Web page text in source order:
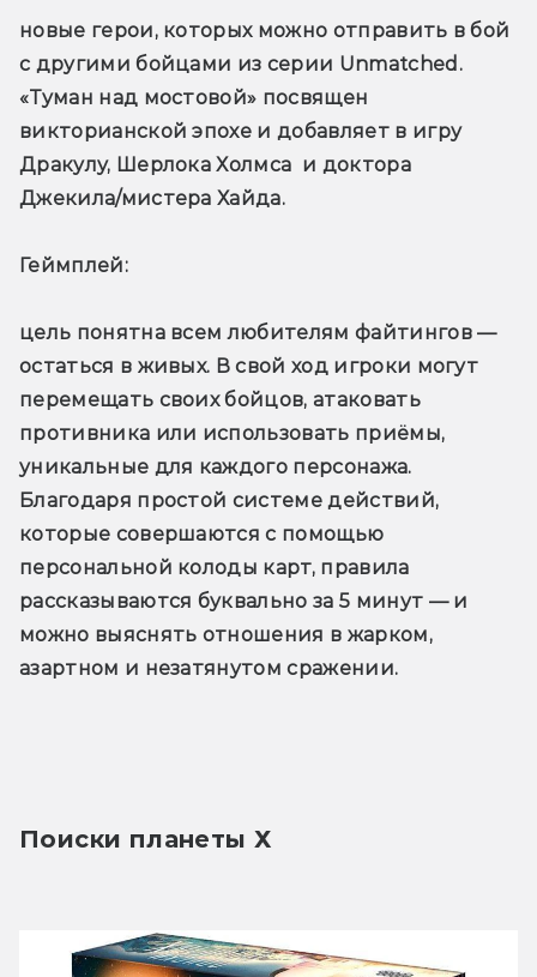
новые герои, которых можно отправить в бой
с другими бойцами из серии Unmatched.
«Туман над мостовой» посвящен
викторианской эпохе и добавляет в игру
Дракулу, Шерлока Холмса  и доктора
Джекила/мистера Хайда.
Геймплей:
цель понятна всем любителям файтингов —
остаться в живых. В свой ход игроки могут
перемещать своих бойцов, атаковать
противника или использовать приёмы,
уникальные для каждого персонажа.
Благодаря простой системе действий,
которые совершаются с помощью
персональной колоды карт, правила
рассказываются буквально за 5 минут — и
можно выяснять отношения в жарком,
азартном и незатянутом сражении.
Поиски планеты Х